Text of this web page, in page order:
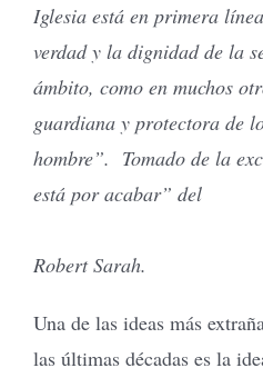
Iglesia está en primera
verdad y la dignidad de la
ámbito, como en muchos
guardiana y protectora de
hombre”. Tomado de la
está por acabar” del
Robert Sarah.
Una de las ideas más
las últimas décadas es la